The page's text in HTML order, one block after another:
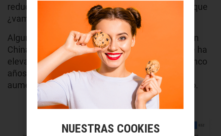
reduciría la calidad de vida de las personas. Así que
¿vamos hacia arriba?
Algunas ciudades ya han iniciado ese camino. En
China, por ejemplo, la gran urbe de Shenzhen se ha
elevado hasta en 15 ocasiones en los últimos cinco
años. El ritmo de construcción de rascacielos ha
aumentado un 8% desde 1950 en todo el mundo.
NUESTRAS COOKIES